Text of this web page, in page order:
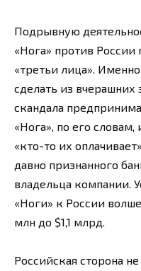
Подрывную
«Нога» против
«третьи лица».
сделать из вчерашних
скандала
«Нога», по его
«кто-то их
давно признанного
владельца компании.
«Ноги» к России
млн до $1,1 млрд.
Российская сторона